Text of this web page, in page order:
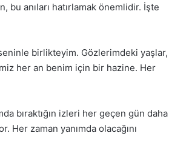
bu anıları hatırlamak önemlidir. İşte
birlikteyim. Gözlerimdeki yaşlar,
her an benim için bir hazine. Her
bıraktığın izleri her geçen gün daha
Her zaman yanımda olacağını